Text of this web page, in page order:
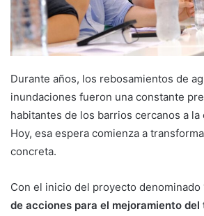
Durante años, los rebosamientos de
inundaciones fueron una constante
habitantes de los barrios cercanos a la
Hoy, esa espera comienza a
concreta.
Con el inicio del proyecto denominado
de acciones para el mejoramiento